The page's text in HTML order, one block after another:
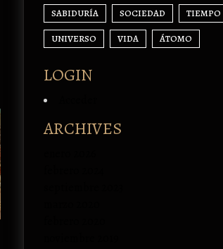
SABIDURÍA SOCIEDAD TIEMPO
UNIVERSO VIDA ÁTOMO
LOGIN
ARCHIVES